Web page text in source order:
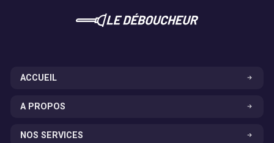
ACCUEIL
A PROPOS
NOS SERVICES